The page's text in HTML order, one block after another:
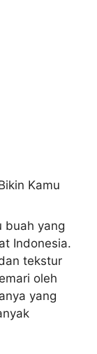
buah yang
Indonesia.
tekstur
oleh
yang